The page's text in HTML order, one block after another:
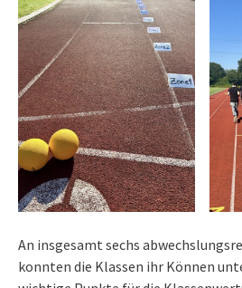
An insgesamt sechs
konnten die Klassen ihr Können